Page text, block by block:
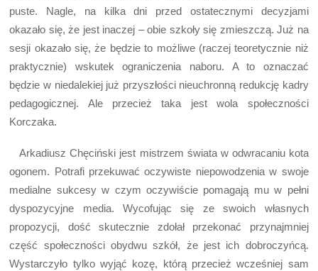
puste. Nagle, na kilka dni przed ostatecznymi decyzjami
okazało się, że jest inaczej – obie szkoły się zmieszczą. Już na
sesji okazało się, że będzie to możliwe (raczej teoretycznie niż
praktycznie) wskutek ograniczenia naboru. A to oznaczać
będzie w niedalekiej już przyszłości nieuchronną redukcję kadry
pedagogicznej. Ale przecież taka jest wola społeczności
Korczaka.
Arkadiusz Chęciński jest mistrzem świata w odwracaniu kota
ogonem. Potrafi przekuwać oczywiste niepowodzenia w swoje
medialne sukcesy w czym oczywiście pomagają mu w pełni
dyspozycyjne media. Wycofując się ze swoich własnych
propozycji, dość skutecznie zdołał przekonać przynajmniej
część społeczności obydwu szkół, że jest ich dobroczyńcą.
Wystarczyło tylko wyjąć kozę, którą przecież wcześniej sam